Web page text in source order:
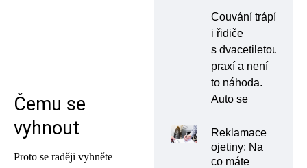
Čemu se
vyhnout
Proto se raději vyhněte
Couvání trápí
i řidiče
s dvacetiletou
praxí a není
to náhoda.
Auto se
Reklamace
ojetiny: Na
co máte